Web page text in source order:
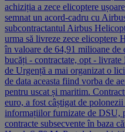
achiziția a zece elicoptere
semnat un acord-cadru cu
subcontractantul Airbus
urma să livreze zece elicoptere
în valoare de 64,91 milioane
bucăți - contractate, opt -
de Urgență a mai organizat o
de data aceasta fiind vorba de
pentru uscat și maritim.
euro, a fost câștigat de
informațiilor furnizate de DSU,
contracte subsecvente în baza